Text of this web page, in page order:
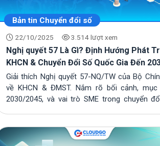
Bản tin Chuyển đổi số
22/10/2025 3.514 lượt xem
Nghị quyết 57 Là Gì? Định Hướng Phát
KHCN & Chuyển Đổi Số Quốc Gia Đến
Giải thích Nghị quyết 57-NQ/TW của Bộ
về KHCN & ĐMST. Nắm rõ bối cảnh, mục
2030/2045, và vai trò SME trong chuyển